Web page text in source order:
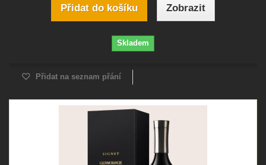
Přidat do košíku Zobrazit
Skladem
Přidat na seznam přání